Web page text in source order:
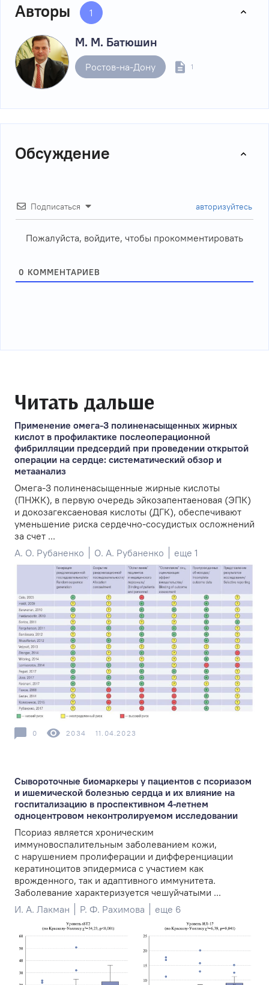
Авторы 1
М. М. Батюшин
Ростов-на-Дону 1
Обсуждение
Подписаться авторизуйтесь
Пожалуйста, войдите, чтобы прокомментировать
0 КОММЕНТАРИЕВ
Читать дальше
Применение омега-3 полиненасыщенных жирных
кислот в профилактике послеоперационной
фибрилляции предсердий при проведении открытой
операции на сердце: систематический обзор и
метаанализ
Омега-3 полиненасыщенные жирные кислоты
(ПНЖК), в первую очередь эйкозапентаеновая (ЭПК)
и докозагексаеновая кислоты (ДГК), обеспечивают
уменьшение риска сердечно-сосудистых осложнений
за счет ...
А. О. Рубаненко
О. А. Рубаненко еще 1
0 2034 11.04.2023
Сывороточные биомаркеры у пациентов с псориазом
и ишемической болезнью сердца и их влияние на
госпитализацию в проспективном 4-летнем
одноцентровом неконтролируемом исследовании
Псориаз является хроническим
иммуновоспалительным заболеванием кожи,
с нарушением пролиферации и дифференциации
кератиноцитов эпидермиса с участием как
врожденного, так и адаптивного иммунитета.
Заболевание характеризуется чешуйчатыми ...
И. А. Лакман
Р. Ф. Рахимова еще 6